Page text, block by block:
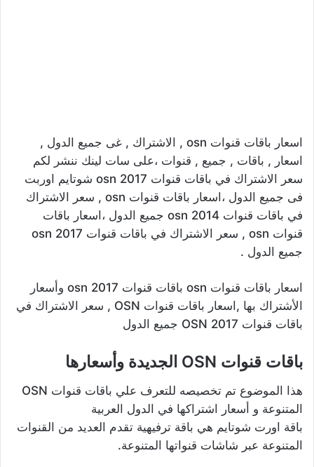
اسعار باقات قنوات osn , الاشتراك , غى جميع الدول ,
اسعار , باقات , جميع , قنوات ،على سات لينك ننشر لكم
سعر الاشتراك في باقات قنوات osn 2017 شوتايم اوربت
فى جميع الدول ،اسعار باقات قنوات osn , سعر الاشتراك
في باقات قنوات osn 2014 جميع الدول ،اسعار باقات
قنوات osn , سعر الاشتراك في باقات قنوات osn 2017
جميع الدول .
اسعار باقات قنوات osn باقات قنوات osn 2017 وأسعار
الأشتراك بها ,اسعار باقات قنوات OSN , سعر الاشتراك في
باقات قنوات OSN 2017 جميع الدول
باقات قنوات OSN الجديدة وأسعارها
هذا الموضوع تم تخصيصه للتعرف علي باقات قنوات OSN
المتنوعة و أسعار اشتراكها في الدول العربية
باقة اورت شوتايم هي باقة ترفيهية تقدم العديد من القنوات
المتنوعة عبر شاشات قنواتها المتنوعة.